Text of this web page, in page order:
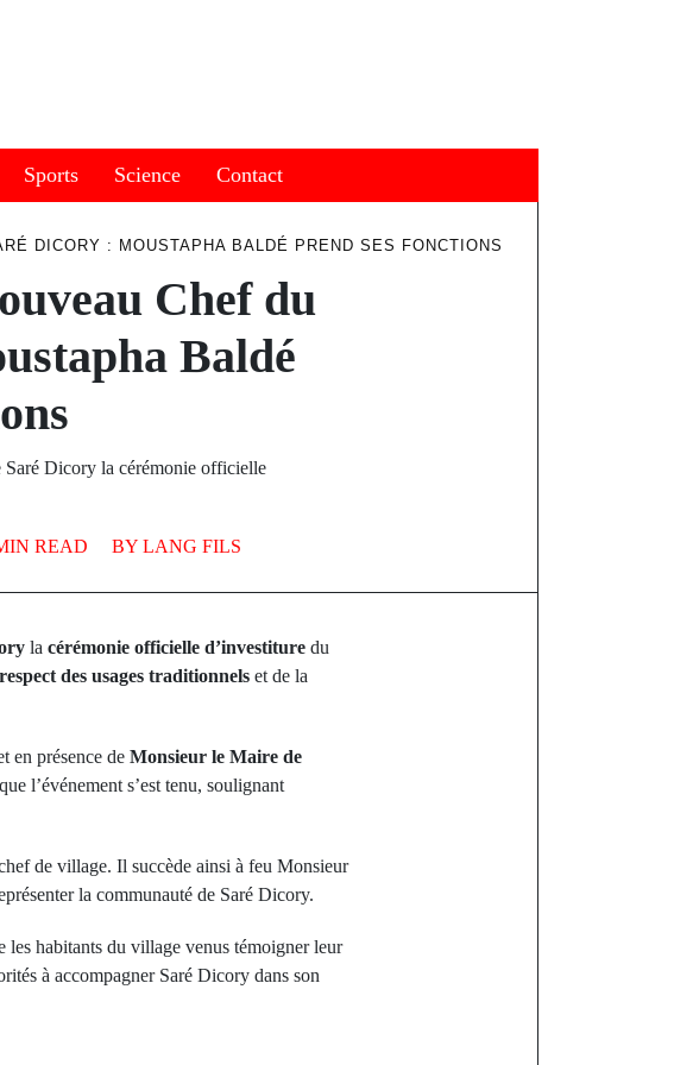
Sports Science Contact
DICORY : MOUSTAPHA BALDÉ PREND SES FONCTIONS
Chef du
Baldé
Saré Dicory la cérémonie officielle
BY LANG FILS
READ
la cérémonie officielle d’investiture du
respect des usages traditionnels et de la
en présence de Monsieur le Maire de
l’événement s’est tenu, soulignant
de village. Il succède ainsi à feu Monsieur
la communauté de Saré Dicory.
les habitants du village venus témoigner leur
à accompagner Saré Dicory dans son